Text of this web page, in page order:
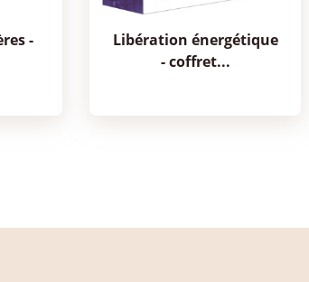
libération énergétique
- coffret...